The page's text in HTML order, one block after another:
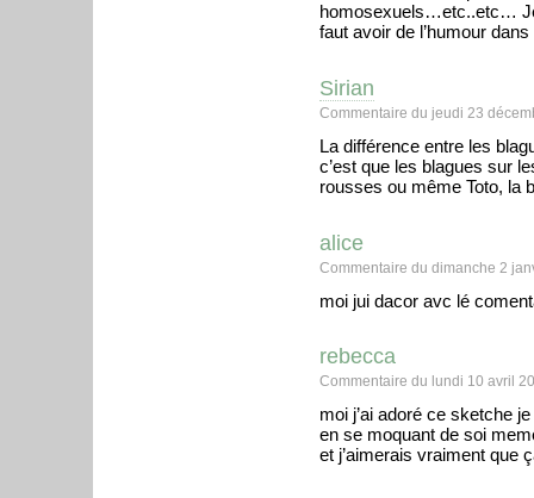
homosexuels…etc..etc…
faut avoir de l’humour
Sirian
Commentaire du jeudi 23
La différence entre les
c’est que les blagues sur
rousses ou même Toto, la
alice
Commentaire du dimanche 2
moi jui dacor avc lé
rebecca
Commentaire du lundi 10 avril
moi j’ai adoré ce sketche
en se moquant de soi
et j’aimerais vraiment que